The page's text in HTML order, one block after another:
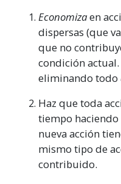
Economizaen
dispersas (que
que no
condición
eliminando todo
Haz que toda
tiempo haciendo
nueva acción
mismo tipo de
contribuido.